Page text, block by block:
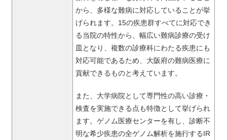
から、多様な難病に対応していることが挙
げられます。15の疾患群すべてに対応でき
る当院の特性から、幅広い難病診療の受け
皿となり、複数の診療科にわたる疾患にも
対応可能であるため、大阪府の難病医療に
貢献できるものと考えています。
また、大学病院として専門性の高い診療・
検査を実施できる点も特徴として挙げられ
ます。ゲノム医療センターを有し、診断不
明な希少疾患の全ゲノム解析を施行するIR